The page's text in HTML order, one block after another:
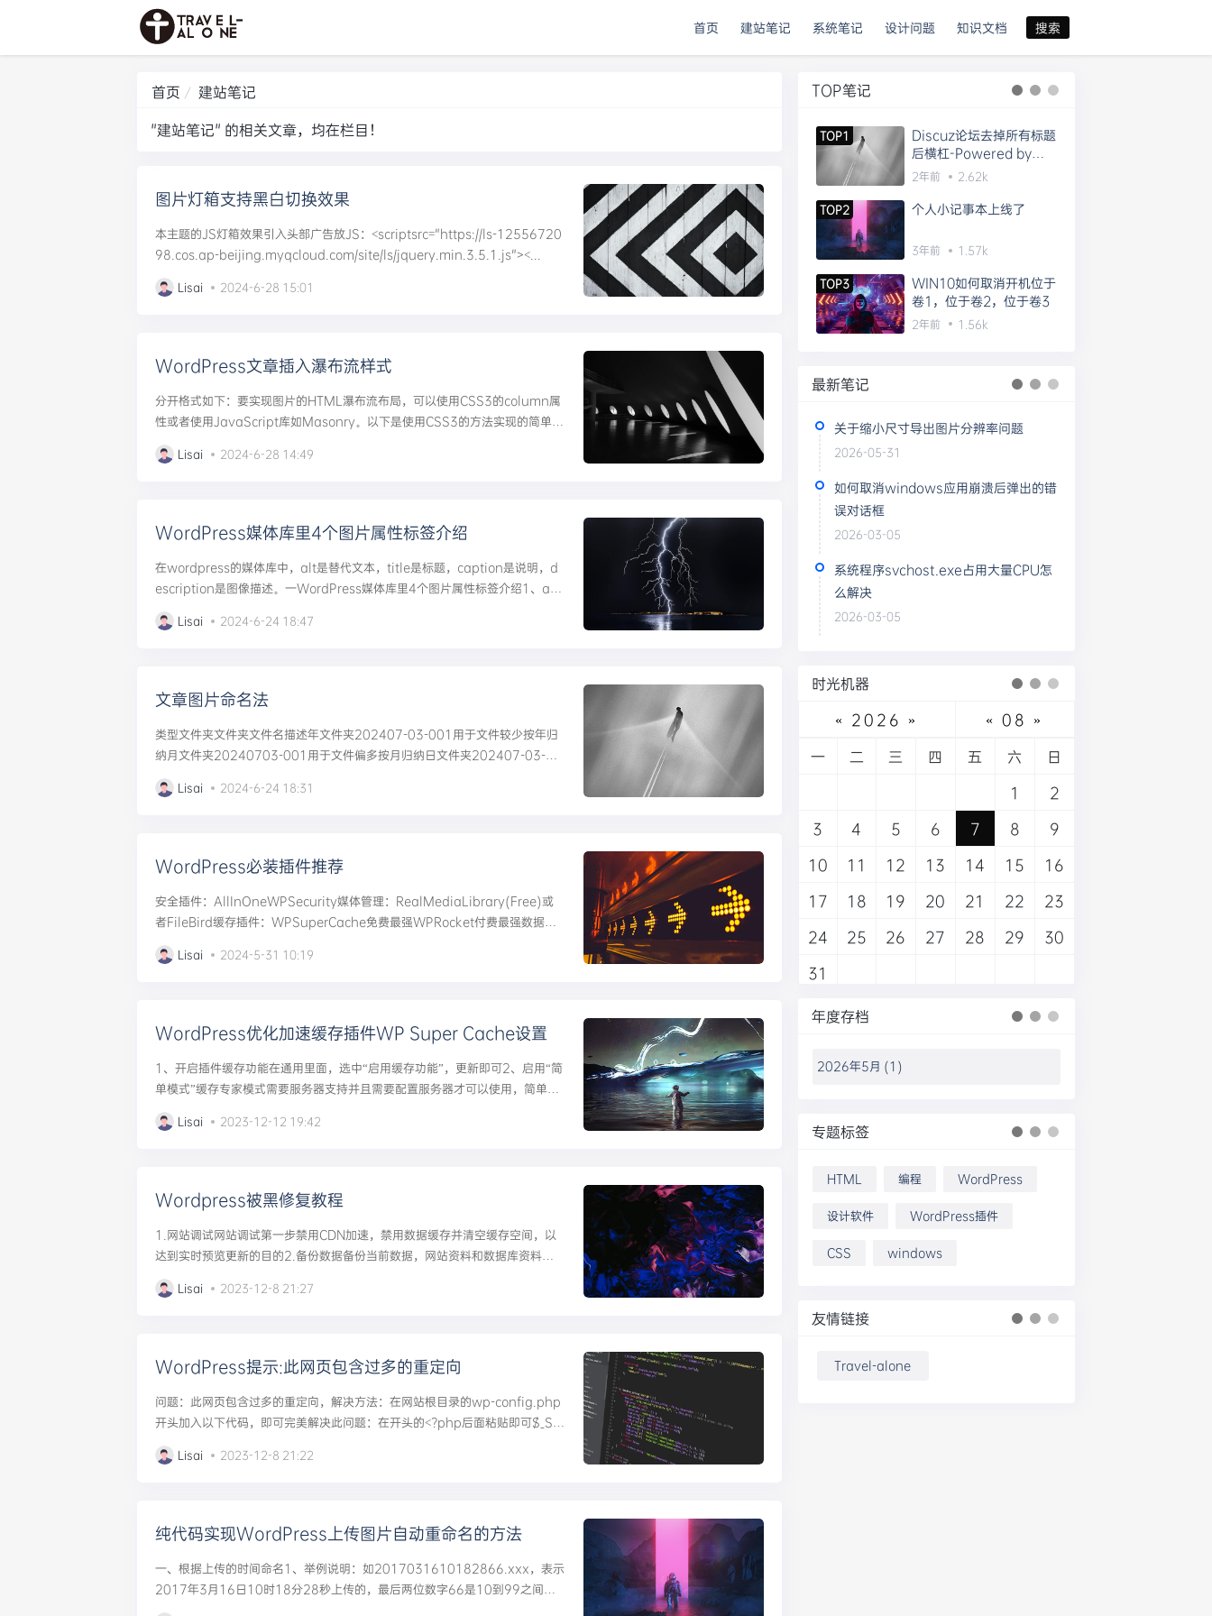
搜索
首页 建站笔记 系统笔记 设计问题 知识文档
首页
建站笔记
"建站笔记" 的相关文章，均在栏目！
图片灯箱支持黑白切换效果
本主题的JS灯箱效果引入头部广告放JS：<scriptsrc="https://ls-12556720
98.cos.ap-beijing.myqcloud.com/site/ls/jquery.min.3.5.1.js"><...
Lisai 2024-6-28 15:01
WordPress文章插入瀑布流样式
分开格式如下：要实现图片的HTML瀑布流布局，可以使用CSS3的column属
性或者使用JavaScript库如Masonry。以下是使用CSS3的方法实现的简单例
子：HTML:<divclass="waterfall"><...
Lisai 2024-6-28 14:49
WordPress媒体库里4个图片属性标签介绍
在wordpress的媒体库中，alt是替代文本，title是标题，caption是说明，d
escription是图像描述。一WordPress媒体库里4个图片属性标签介绍1、alt
标签替代文本网站图片alt标签是当网站图片无法显示时，做一...
Lisai 2024-6-24 18:47
文章图片命名法
类型文件夹文件夹文件名描述年文件夹202407-03-001用于文件较少按年归
纳月文件夹20240703-001用于文件偏多按月归纳日文件夹202407-03-00
1A-01用于单次文件多，频率少...
Lisai 2024-6-24 18:31
WordPress必装插件推荐
安全插件：AllInOneWPSecurity媒体管理：RealMediaLibrary(Free)或
者FileBird缓存插件：WPSuperCache免费最强WPRocket付费最强数据库
清理：WP-Optimize只启用数据库优化功能...
Lisai 2024-5-31 10:19
WordPress优化加速缓存插件WP Super Cache设置
1、开启插件缓存功能在通用里面，选中“启用缓存功能”，更新即可2、启用“简
单模式”缓存专家模式需要服务器支持并且需要配置服务器才可以使用，简单模
式即可。当有新文章或页面的发布或更新时清除之前的缓存文件。（这个选项
一定要取消勾选。否则一旦发布...
Lisai 2023-12-12 19:42
Wordpress被黑修复教程
1.网站调试网站调试第一步禁用CDN加速，禁用数据缓存并清空缓存空间，以
达到实时预览更新的目的2.备份数据备份当前数据，网站资料和数据库资料
（尽可能多的备份并备注）3.删除程序删除除wp-content目录以外的所有文
件，到WordPres...
Lisai 2023-12-8 21:27
WordPress提示:此网页包含过多的重定向
问题：此网页包含过多的重定向，解决方法：在网站根目录的wp-config.php
开头加入以下代码，即可完美解决此问题：在开头的<?php后面粘贴即可$_SE
RVER='on';define('FORCE_SSL_LOGIN',true...
Lisai 2023-12-8 21:22
纯代码实现WordPress上传图片自动重命名的方法
一、根据上传的时间命名1、举例说明：如2017031610182866.xxx，表示
2017年3月16日10时18分28秒上传的，最后两位数字66是10到99之间的
随机数，xxx表示文件类型后缀。2、具体实现方法：将以下代码添加到所使用
TOP笔记
TOP1
Discuz论坛去掉所有标题
后横杠-Powered by
Discuz!的方法
2年前 2.62k
TOP2 个人小记事本上线了
3年前 1.57k
TOP3
WIN10如何取消开机位于
卷1，位于卷2，位于卷3
2年前 1.56k
最新笔记
关于缩小尺寸导出图片分辨率问题
2026-05-31
如何取消windows应用崩溃后弹出的错
误对话框
2026-03-05
系统程序svchost.exe占用大量CPU怎
么解决
2026-03-05
时光机器
« 2026 » «08 »
一
二 三 四 五 六
日
1
2
3
4 5 6 7 8
9
10
11 12 13 14 15
16
17
18 19 20 21 22
23
24
25 26 27 28 29
30
31
年度存档
专题标签
HTML 编程 WordPress
设计软件 WordPress插件
CSS windows
友情链接
Travel-alone